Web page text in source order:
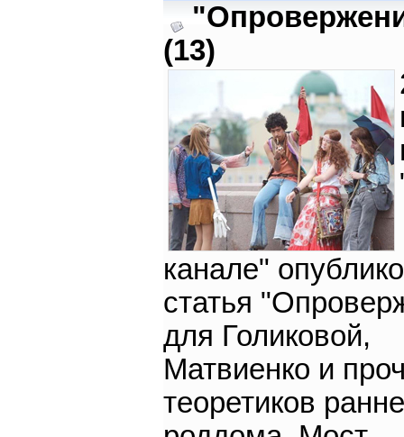
(13)
канале"
статья
для Голиковой,
Матвиенко и
теоретиков